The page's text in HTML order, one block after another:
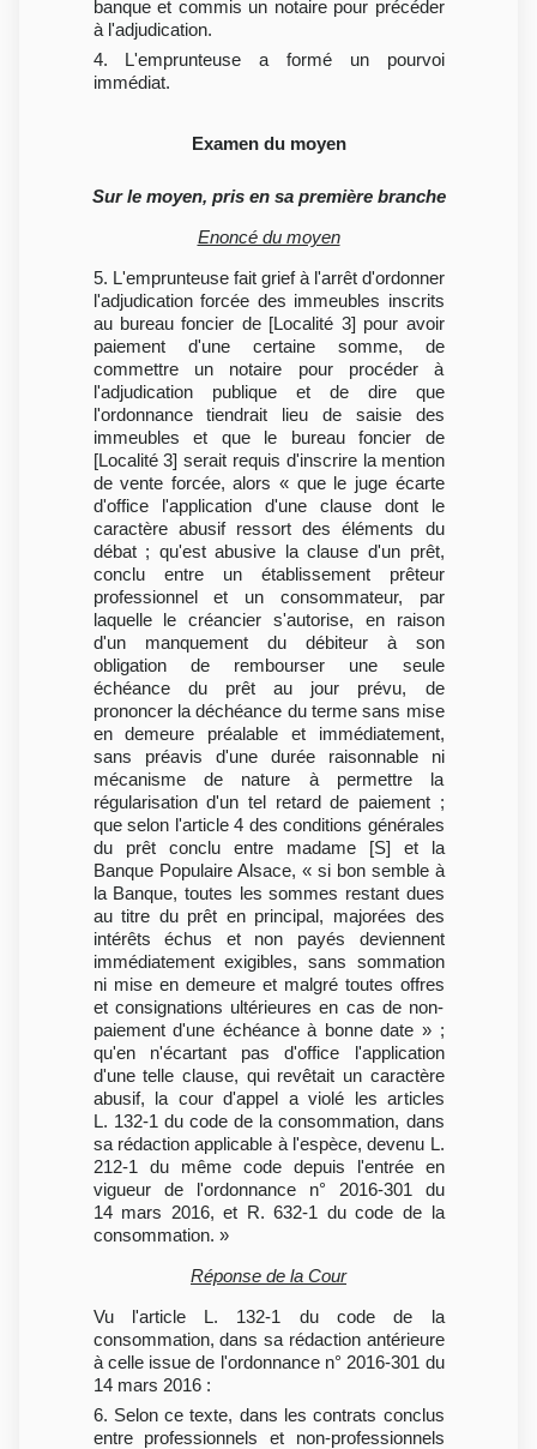
banque et commis un notaire pour précéder
à l'adjudication.
4. L'emprunteuse a formé un pourvoi
immédiat.
Examen du moyen
Sur le moyen, pris en sa première branche
Enoncé du moyen
5. L'emprunteuse fait grief à l'arrêt d'ordonner
l'adjudication forcée des immeubles inscrits
au bureau foncier de [Localité 3] pour avoir
paiement d'une certaine somme, de
commettre un notaire pour procéder à
l'adjudication publique et de dire que
l'ordonnance tiendrait lieu de saisie des
immeubles et que le bureau foncier de
[Localité 3] serait requis d'inscrire la mention
de vente forcée, alors « que le juge écarte
d'office l'application d'une clause dont le
caractère abusif ressort des éléments du
débat ; qu'est abusive la clause d'un prêt,
conclu entre un établissement prêteur
professionnel et un consommateur, par
laquelle le créancier s'autorise, en raison
d'un manquement du débiteur à son
obligation de rembourser une seule
échéance du prêt au jour prévu, de
prononcer la déchéance du terme sans mise
en demeure préalable et immédiatement,
sans préavis d'une durée raisonnable ni
mécanisme de nature à permettre la
régularisation d'un tel retard de paiement ;
que selon l'article 4 des conditions générales
du prêt conclu entre madame [S] et la
Banque Populaire Alsace, « si bon semble à
la Banque, toutes les sommes restant dues
au titre du prêt en principal, majorées des
intérêts échus et non payés deviennent
immédiatement exigibles, sans sommation
ni mise en demeure et malgré toutes offres
et consignations ultérieures en cas de non-
paiement d'une échéance à bonne date » ;
qu'en n'écartant pas d'office l'application
d'une telle clause, qui revêtait un caractère
abusif, la cour d'appel a violé les articles
L. 132-1 du code de la consommation, dans
sa rédaction applicable à l'espèce, devenu L.
212-1 du même code depuis l'entrée en
vigueur de l'ordonnance n° 2016-301 du
14 mars 2016, et R. 632-1 du code de la
consommation. »
Réponse de la Cour
Vu l'article L. 132-1 du code de la
consommation, dans sa rédaction antérieure
à celle issue de l'ordonnance n° 2016-301 du
14 mars 2016 :
6. Selon ce texte, dans les contrats conclus
entre professionnels et non-professionnels